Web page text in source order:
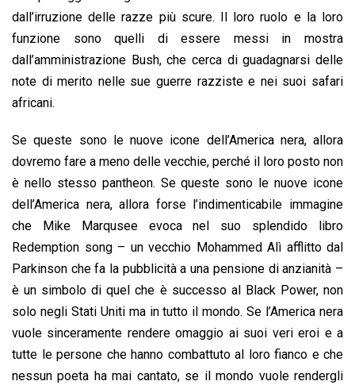
dall’irruzione delle razze più scure. Il loro ruolo e la loro
funzione sono quelli di essere messi in mostra
dall’amministrazione Bush, che cerca di guadagnarsi delle
note di merito nelle sue guerre razziste e nei suoi safari
africani.
Se queste sono le nuove icone dell’America nera, allora
dovremo fare a meno delle vecchie, perché il loro posto non
è nello stesso pantheon. Se queste sono le nuove icone
dell’America nera, allora forse l’indimenticabile immagine
che Mike Marqusee evoca nel suo splendido libro
Redemption song – un vecchio Mohammed Alì afflitto dal
Parkinson che fa la pubblicità a una pensione di anzianità –
è un simbolo di quel che è successo al Black Power, non
solo negli Stati Uniti ma in tutto il mondo. Se l’America nera
vuole sinceramente rendere omaggio ai suoi veri eroi e a
tutte le persone che hanno combattuto al loro fianco e che
nessun poeta ha mai cantato, se il mondo vuole rendergli